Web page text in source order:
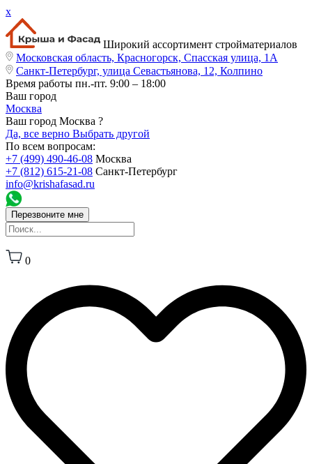
x
Широкий ассортимент стройматериалов
Московская область, Красногорск, Спасская улица, 1А
Санкт-Петербург, улица Севастьянова, 12, Колпино
Время работы пн.-пт. 9:00 – 18:00
Ваш город
Москва
Ваш город Москва ?
Да, все верно Выбрать другой
По всем вопросам:
+7 (499) 490-46-08 Москва
+7 (812) 615-21-08 Санкт-Петербург
info@krishafasad.ru
Перезвоните мне
0